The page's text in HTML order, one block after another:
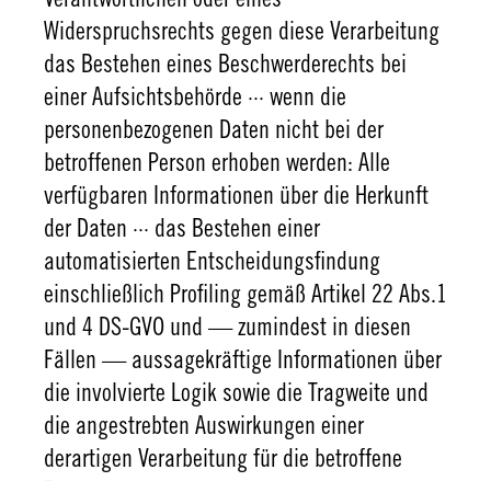
Widerspruchsrechts gegen diese Verarbeitung
das Bestehen eines Beschwerderechts bei
einer Aufsichtsbehörde ··· wenn die
personenbezogenen Daten nicht bei der
betroffenen Person erhoben werden: Alle
verfügbaren Informationen über die Herkunft
der Daten ··· das Bestehen einer
automatisierten Entscheidungsfindung
einschließlich Profiling gemäß Artikel 22 Abs.1
und 4 DS-GVO und — zumindest in diesen
Fällen — aussagekräftige Informationen über
die involvierte Logik sowie die Tragweite und
die angestrebten Auswirkungen einer
derartigen Verarbeitung für die betroffene